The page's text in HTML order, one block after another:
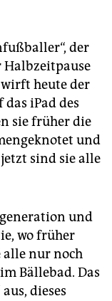
der
Halbzeitpause
wirft heute der
iPad des
sie früher die
und
sind sie alle
und
wo früher
alle nur noch
Bällebad. Das
dieses